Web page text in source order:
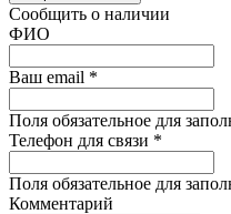
Сообщить о наличии
ФИО
Ваш email *
Поля обязательное для
Телефон для связи *
Поля обязательное для
Комментарий